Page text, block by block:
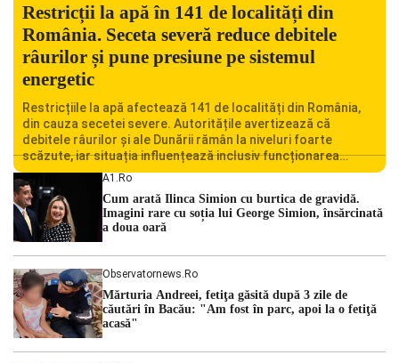
Restricții la apă în 141 de localități din
România. Seceta severă reduce debitele
râurilor și pune presiune pe sistemul
energetic
Restricțiile la apă afectează 141 de localități din România,
din cauza secetei severe. Autoritățile avertizează că
debitele râurilor și ale Dunării rămân la niveluri foarte
scăzute, iar situația influențează inclusiv funcționarea
Centralei Nucleare de la Cernavodă. România se confruntă
cu una dintre cele mai dificile perioade din punct de vedere
hidrologic din ultimii ani. Lipsa […]
A1.ro
Cum arată Ilinca Simion cu burtica de gravidă.
Imagini rare cu soția lui George Simion, însărcinată
a doua oară
Observatornews.ro
Mărturia Andreei, fetiţa găsită după 3 zile de
căutări în Bacău: "Am fost în parc, apoi la o fetiţă
acasă"